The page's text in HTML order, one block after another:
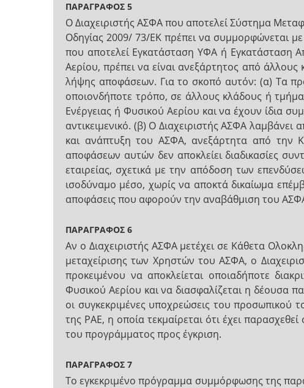
ΠΑΡΑΓΡΑΦΟΣ 5
Ο Διαχειριστής ΑΣΦΑ που αποτελεί Σύστημα
Οδηγίας 2009/ 73/ΕΚ πρέπει να συμμορφώνεται
που αποτελεί Εγκατάσταση ΥΦΑ ή Εγκατάσταση
Αερίου, πρέπει να είναι ανεξάρτητος από
λήψης αποφάσεων. Για το σκοπό αυτόν: (α) Τα
οποιονδήποτε τρόπο, σε άλλους κλάδους ή
Ενέργειας ή Φυσικού Αερίου και να έχουν ίδια
αντικειμενικό. (β) Ο Διαχειριστής ΑΣΦΑ λαμβάνει
και ανάπτυξη του ΑΣΦΑ, ανεξάρτητα από την
αποφάσεων αυτών δεν αποκλείει διαδικασίες
εταιρείας, σχετικά με την απόδοση των
ισοδύναμο μέσο, χωρίς να αποκτά δικαίωμα
αποφάσεις που αφορούν την αναβάθμιση του
ΠΑΡΑΓΡΑΦΟΣ 6
Αν ο Διαχειριστής ΑΣΦΑ μετέχει σε Κάθετα
μεταχείρισης των Χρηστών του ΑΣΦΑ, ο
προκειμένου να αποκλείεται οποιαδήποτε
Φυσικού Αερίου και να διασφαλίζεται η
οι συγκεκριμένες υποχρεώσεις του προσωπικού
της ΡΑΕ, η οποία τεκμαίρεται ότι έχει
του προγράμματος προς έγκριση.
ΠΑΡΑΓΡΑΦΟΣ 7
Το εγκεκριμένο πρόγραμμα συμμόρφωσης της